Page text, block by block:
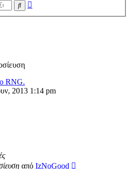
Αναζήτηση
RNG.
2013 1:14 pm
από IzNoGood